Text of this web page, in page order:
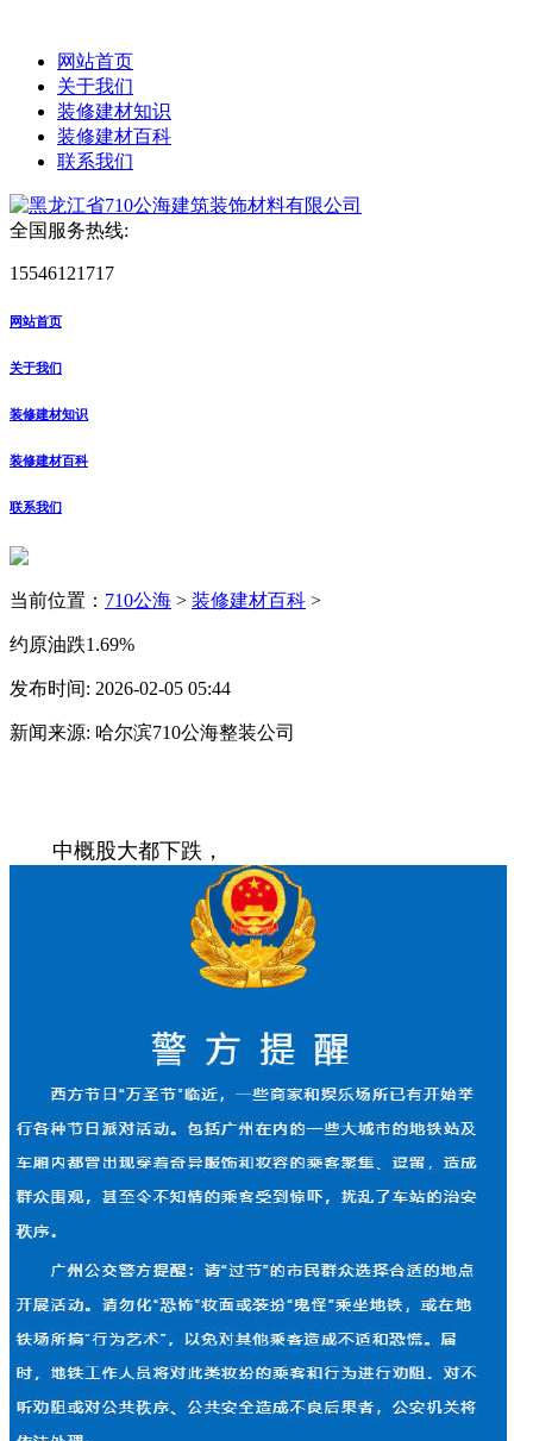
网站首页
关于我们
装修建材知识
装修建材百科
联系我们
全国服务热线:
15546121717
网站首页
关于我们
装修建材知识
装修建材百科
联系我们
当前位置： 710公海 > 装修建材百科 >
约原油跌1.69%
发布时间: 2026-02-05 05:44
新闻来源: 哈尔滨710公海整装公司
中概股大都下跌，